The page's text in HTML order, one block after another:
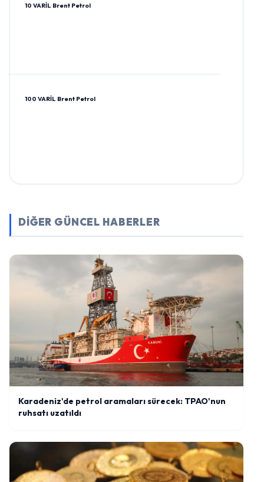
10 VARİL Brent Petrol
100 VARİL Brent Petrol
DİĞER GÜNCEL HABERLER
Karadeniz'de petrol aramaları sürecek: TPAO'nun
ruhsatı uzatıldı